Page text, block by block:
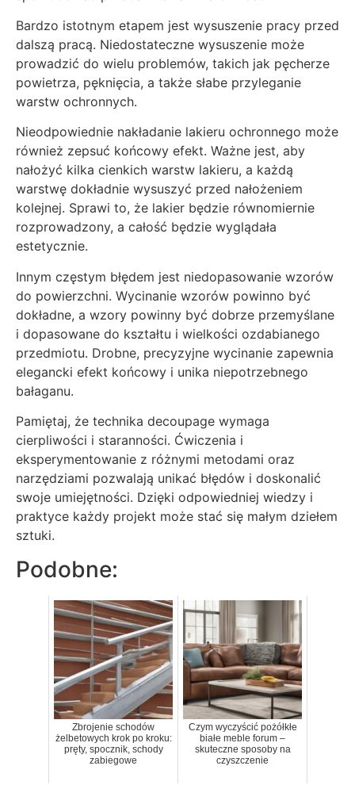
Bardzo istotnym etapem jest wysuszenie pracy przed
dalszą pracą. Niedostateczne wysuszenie może
prowadzić do wielu problemów, takich jak pęcherze
powietrza, pęknięcia, a także słabe przyleganie
warstw ochronnych.
Nieodpowiednie nakładanie lakieru ochronnego może
również zepsuć końcowy efekt. Ważne jest, aby
nałożyć kilka cienkich warstw lakieru, a każdą
warstwę dokładnie wysuszyć przed nałożeniem
kolejnej. Sprawi to, że lakier będzie równomiernie
rozprowadzony, a całość będzie wyglądała
estetycznie.
Innym częstym błędem jest niedopasowanie wzorów
do powierzchni. Wycinanie wzorów powinno być
dokładne, a wzory powinny być dobrze przemyślane
i dopasowane do kształtu i wielkości ozdabianego
przedmiotu. Drobne, precyzyjne wycinanie zapewnia
elegancki efekt końcowy i unika niepotrzebnego
bałaganu.
Pamiętaj, że technika decoupage wymaga
cierpliwości i staranności. Ćwiczenia i
eksperymentowanie z różnymi metodami oraz
narzędziami pozwalają unikać błędów i doskonalić
swoje umiejętności. Dzięki odpowiedniej wiedzy i
praktyce każdy projekt może stać się małym dziełem
sztuki.
Podobne:
Zbrojenie schodów
żelbetowych krok po kroku:
pręty, spocznik, schody
zabiegowe
Czym wyczyścić pożółkłe
białe meble forum –
skuteczne sposoby na
czyszczenie